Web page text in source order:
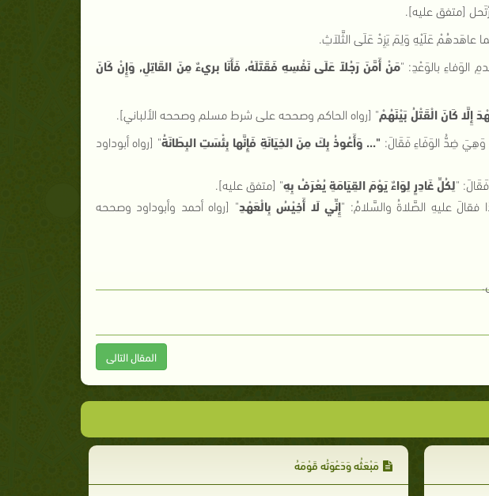
[متفق عليه].
عاهَدهُمْ عَلَيْهِ وَلِمَ يَزِدْ عَلَى الثَّلاَثِ.
الوَفاءِ بالوَعْدِ: "مَنْ أَمَّنَ رَجُلاً عَلَى نَفْسِهِ فَقَتَلَهُ، فَأَنَا بريءٌ مِنَ القَاتِلِ, وَإِنْ كَانَ
إِلَّا كَانَ الْقَتْلُ بَيْنَهُمْ"
[رواه الحاكم وصححه على شرط مسلم وصححه الألباني].
وَهِيَ ضِدُّ الوَفَاءِ فَقَالَ:
"... وَأَعُوذُ بِكَ مِنَ الخِيَانَةِ فَإِنَّها بِئْسَتِ البِطَانَةُ"
[رواه أبوداود
: "لِكُلِّ غَادِرٍ لِوَاءٌ يَوْمَ القِيَامَةِ يُعْرَفُ بِهِ"
[متفق عليه].
عليهِ الصَّلاةُ والسَّلامُ: "إِنِّي لَا أَخِيْسُ بِالْعَهْدِ"
[رواه أحمد وأبوداود وصححه
.
المقال التالى
مَبْعَثُه وَدَعْوَتُه قَوْمَهُ